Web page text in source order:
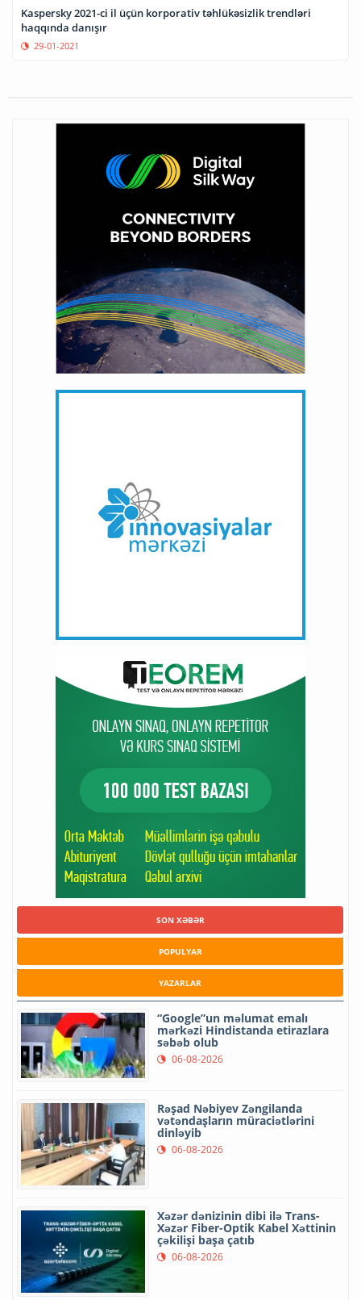
Kaspersky 2021-ci il üçün korporativ təhlükəsizlik trendləri
haqqında danışır
29-01-2021
SON XƏBƏR
POPULYAR
YAZARLAR
“Google”un məlumat emalı
mərkəzi Hindistanda etirazlara
səbəb olub
06-08-2026
Rəşad Nəbiyev Zəngilanda
vətəndaşların müraciətlərini
dinləyib
06-08-2026
Xəzər dənizinin dibi ilə Trans-
Xəzər Fiber-Optik Kabel Xəttinin
çəkilişi başa çatıb
06-08-2026